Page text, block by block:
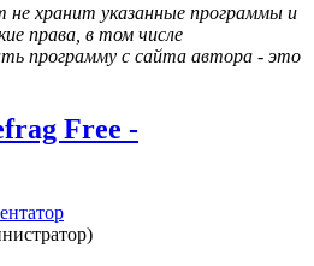
хранит указанные программы и
права, в том числе
программу с сайта автора - это
Free -